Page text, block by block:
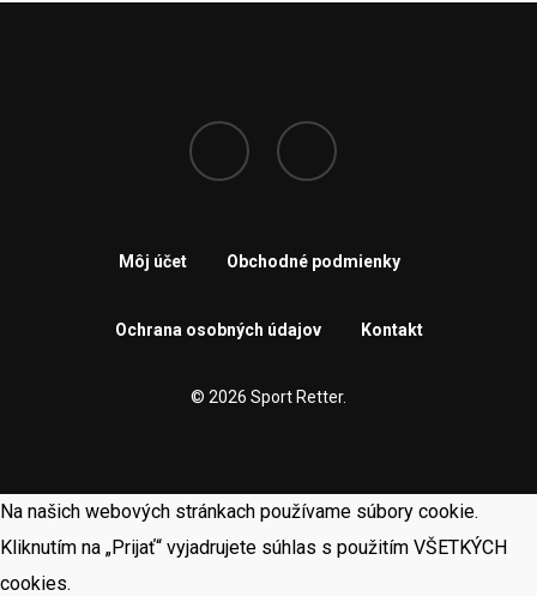
Môj účet Obchodné podmienky
Ochrana osobných údajov Kontakt
© 2026 Sport Retter.
Na našich webových stránkach používame súbory cookie.
Kliknutím na „Prijať“ vyjadrujete súhlas s použitím VŠETKÝCH
cookies.